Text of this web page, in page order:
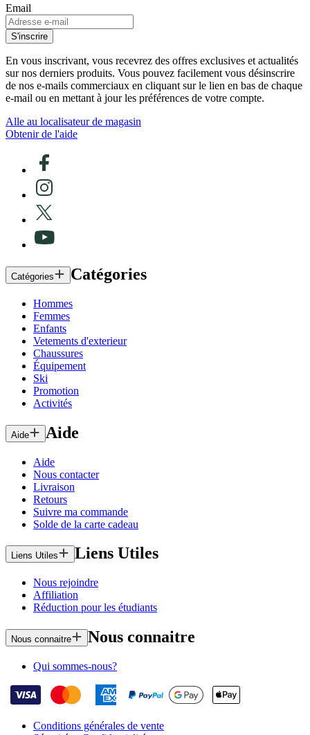
Email
S'inscrire
En vous inscrivant, vous recevrez des offres exclusives et actualités
sur nos derniers produits. Vous pouvez facilement vous désinscrire
de nos e-mails commerciaux en cliquant sur le lien en bas de chaque
e-mail ou en mettant à jour les préférences de votre compte.
Alle au localisateur de magasin
Obtenir de l'aide
Catégories Catégories
Hommes
Femmes
Enfants
Vetements d'exterieur
Chaussures
Équipement
Ski
Promotion
Activités
Aide Aide
Aide
Nous contacter
Livraison
Retours
Suivre ma commande
Solde de la carte cadeau
Liens Utiles Liens Utiles
Nous rejoindre
Affiliation
Réduction pour les étudiants
Nous connaitre Nous connaitre
Qui sommes-nous?
Conditions générales de vente